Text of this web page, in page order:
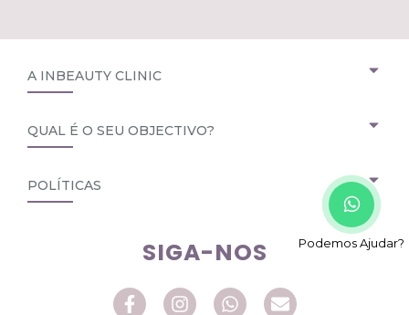
A INBEAUTY CLINIC
QUAL É O SEU OBJECTIVO?
POLÍTICAS
SIGA-NOS Podemos Ajudar?